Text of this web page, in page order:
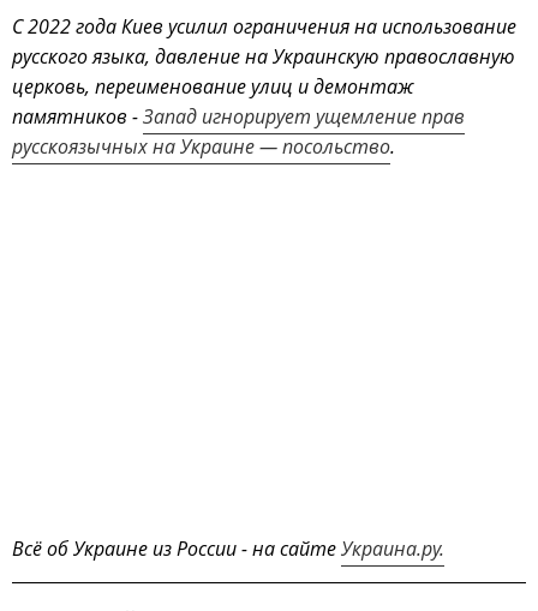
С 2022 года Киев усилил ограничения на использование
русского языка, давление на Украинскую православную
церковь, переименование улиц и демонтаж
памятников -Запад игнорирует ущемление прав
русскоязычных на Украине — посольство.
Всё об Украине из России - на сайтеУкраина.ру.